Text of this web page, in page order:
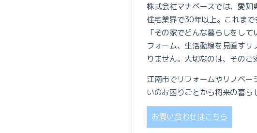
株式会社マナベースでは、愛
住宅業界で30年以上。これま
「その家でどんな暮らしをし
フォーム、生活動線を見直す
りません。大切なのは、そのご
江南市でリフォームやリノベ
いのお困りごとから将来の暮ら
お問い合わせはこちら